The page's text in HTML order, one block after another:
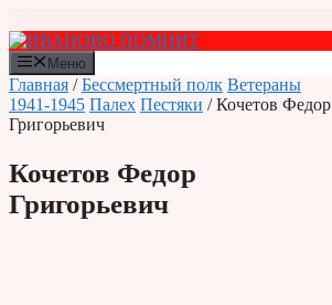
к
содержимому
Меню
Главная /Бессмертный полк Ветераны
1941-1945 Палех Пестяки / Кочетов Федор
Григорьевич
Кочетов Федор
Григорьевич